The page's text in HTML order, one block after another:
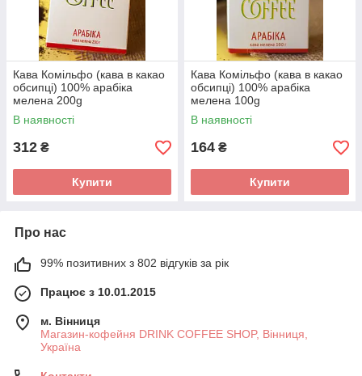
Кава Комільфо (кава в какао
обсипці) 100% арабіка
мелена 200g
В наявності
312 ₴
Купити
Кава Комільфо (кава в какао
обсипці) 100% арабіка
мелена 100g
В наявності
164 ₴
Купити
Про нас
99% позитивних з 802 відгуків за рік
Працює з 10.01.2015
м. Вінниця
Магазин-кофейня DRINK COFFEE SHOP, Вінниця,
Україна